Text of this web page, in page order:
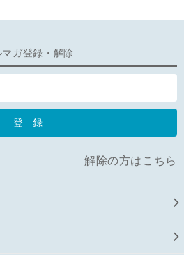
マガ登録・解除
解除の方はこちら